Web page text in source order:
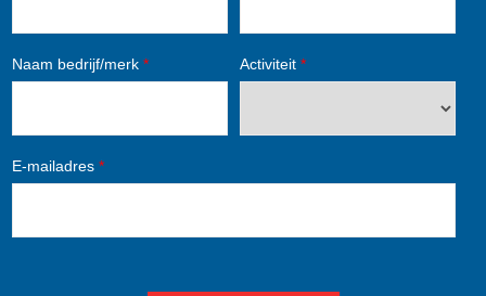
Naam bedrijf/merk * Activiteit *
E-mailadres *